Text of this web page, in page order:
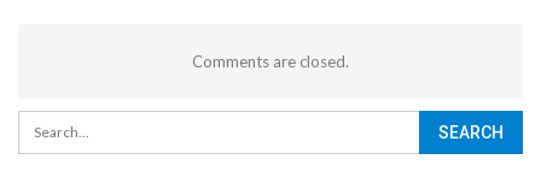
Comments are closed.